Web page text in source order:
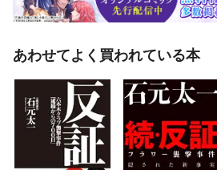
あわせてよく買われている本